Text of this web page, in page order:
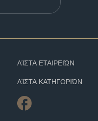
ΛΊΣΤΑ ΕΤΑΙΡΕΙΏΝ
ΛΊΣΤΑ ΚΑΤΗΓΟΡΙΏΝ